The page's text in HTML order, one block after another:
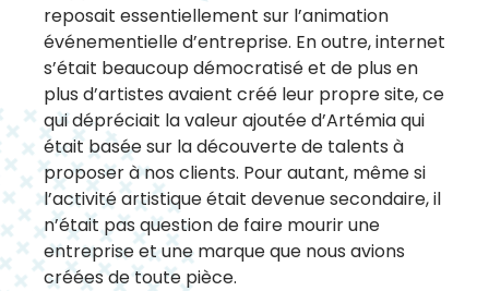
reposait essentiellement sur l’animation
événementielle d’entreprise. En outre, internet
s’était beaucoup démocratisé et de plus en
plus d’artistes avaient créé leur propre site, ce
qui dépréciait la valeur ajoutée d’Artémia qui
était basée sur la découverte de talents à
proposer à nos clients. Pour autant, même si
l’activité artistique était devenue secondaire, il
n’était pas question de faire mourir une
entreprise et une marque que nous avions
créées de toute pièce.